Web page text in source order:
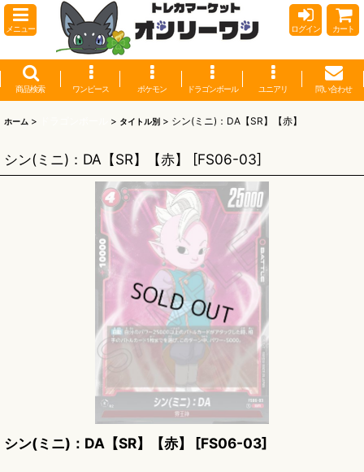
メニュー ログイン カート
商品検索 ワンピース ポケモン ドラゴンボール ユニアリ 問い合わせ
ホーム > > タイトル別 > シン(ミニ)：DA【SR】【赤】
シン(ミニ)：DA【SR】【赤】 [FS06-03]
シン(ミニ)：DA【SR】【赤】 [FS06-03]